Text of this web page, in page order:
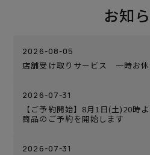
お知
2026-08-05
店舗受け取りサービス 一時お休
2026-07-31
【ご予約開始】8月1日(土)20時
商品のご予約を開始します
2026-07-31